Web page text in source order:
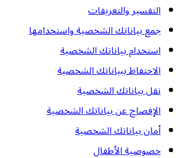
التفسير والتعريفات
جمع بياناتك الشخصية واستخدامها
استخدام بياناتك الشخصية
الاحتفاظ ببياناتك الشخصية
نقل بياناتك الشخصية
الإفصاح عن بياناتك الشخصية
أمان بياناتك الشخصية
خصوصية الأطفال